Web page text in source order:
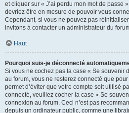
et cliquer sur « J’ai perdu mon mot de passe
devriez être en mesure de pouvoir vous
Cependant, si vous ne pouvez pas
invitons à contacter un administrateur du
Haut
Pourquoi suis-je déconnecté
Si vous ne cochez pas la case « Se souvenir
au forum, vous ne resterez connecté que
permet d’éviter que votre compte soit utilisé
connecté, veuillez cocher la case « Se
connexion au forum. Ceci n’est pas
depuis un ordinateur public, comme une